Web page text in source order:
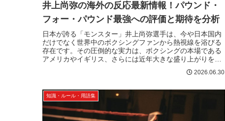
井上尚弥の海外の反応最新情報！パウンド・
フォー・パウンド最強への評価と期待を分析
日本が誇る「モンスター」井上尚弥選手は、今や日本国内
だけでなく世界中のボクシングファンから熱視線を浴びる
存在です。その圧倒的な実力は、ボクシングの本場である
アメリカやイギリス、さらには近年大きな盛り上がりを見
2026.06.30
知識・ルール・用語集